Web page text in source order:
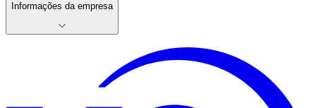
Informações da empresa